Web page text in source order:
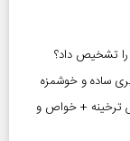
تشخیص داد؟
ساده و خوشمزه
ترخینه + خواص و